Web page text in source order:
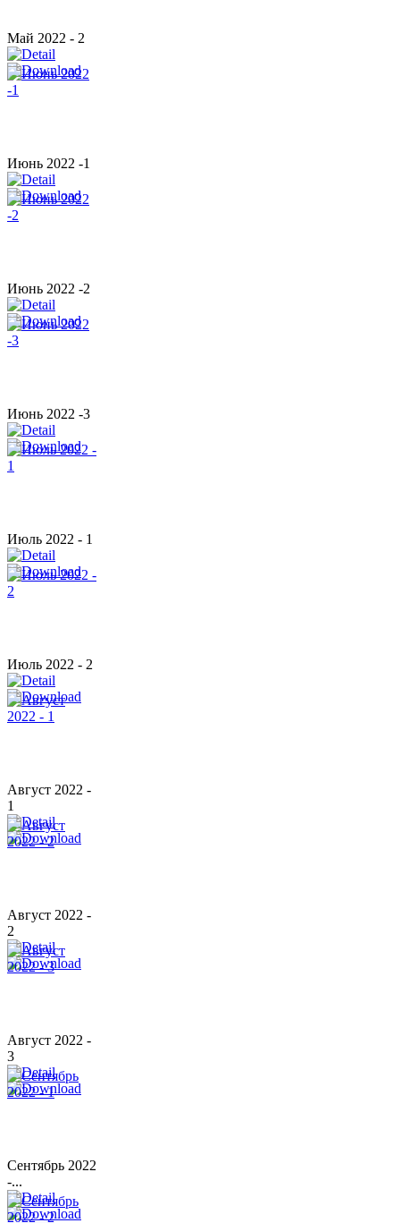
Май 2022 - 2
Июнь 2022 -1
Июнь 2022 -2
Июнь 2022 -3
Июль 2022 - 1
Июль 2022 - 2
Август 2022 -
1
Август 2022 -
2
Август 2022 -
3
Сентябрь 2022
-...